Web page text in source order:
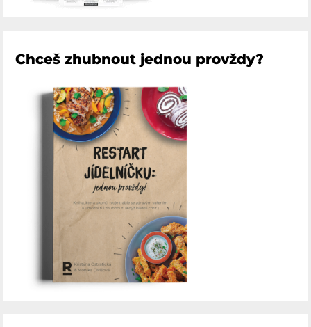
Chceš zhubnout jednou provždy?